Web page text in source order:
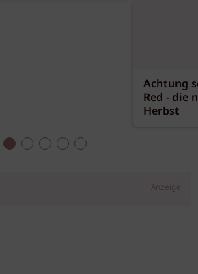
Achtung
Red - die
Herbst
Anzeige